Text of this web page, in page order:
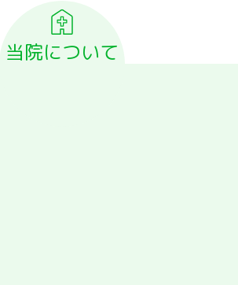
当院について